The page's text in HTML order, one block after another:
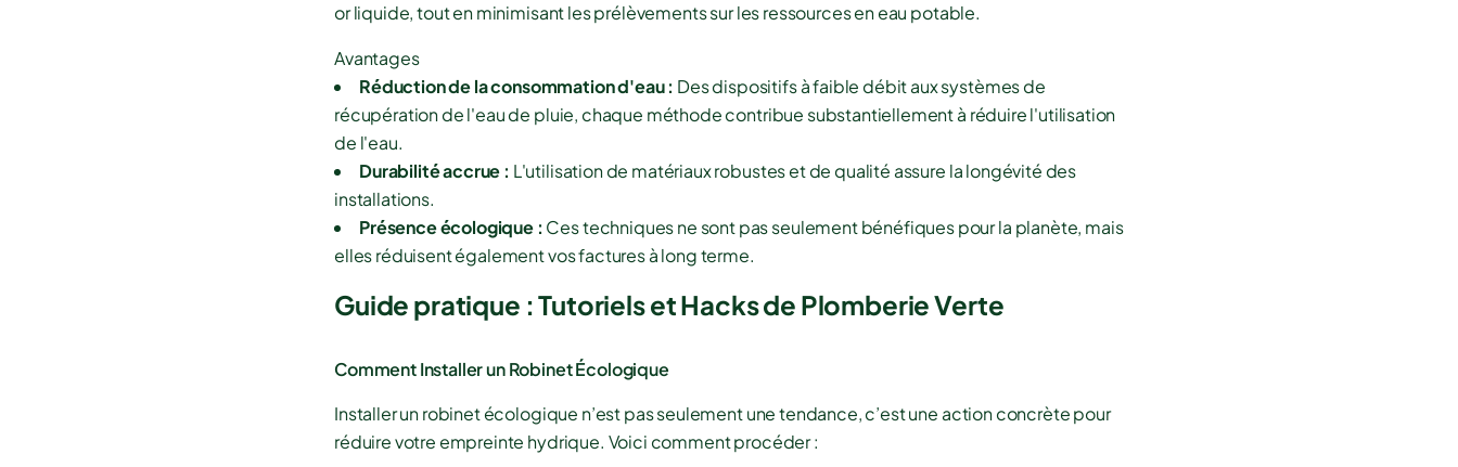
or liquide, tout en minimisant les prélèvements sur les ressources en eau potable.
Avantages
Réduction de la consommation d'eau : Des dispositifs à faible débit aux systèmes de
récupération de l'eau de pluie, chaque méthode contribue substantiellement à réduire l'utilisation
de l'eau.
Durabilité accrue : L'utilisation de matériaux robustes et de qualité assure la longévité des
installations.
Présence écologique : Ces techniques ne sont pas seulement bénéfiques pour la planète, mais
elles réduisent également vos factures à long terme.
Guide pratique : Tutoriels et Hacks de Plomberie Verte
Comment Installer un Robinet Écologique
Installer un robinet écologique n’est pas seulement une tendance, c’est une action concrète pour
réduire votre empreinte hydrique. Voici comment procéder :